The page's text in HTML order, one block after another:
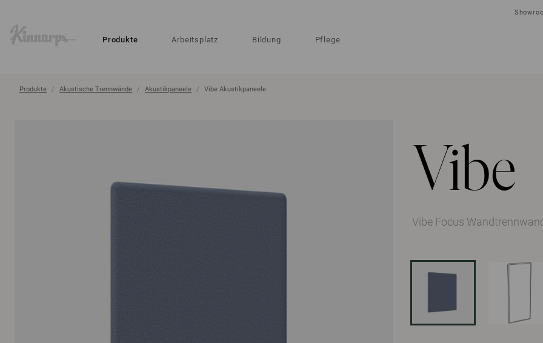
Produkte Arbeitsplatz Bildung Pflege
Produkte Akustische Trennwände Akustikpaneele Vibe Akustikpaneele
Vibe
Vibe Focus